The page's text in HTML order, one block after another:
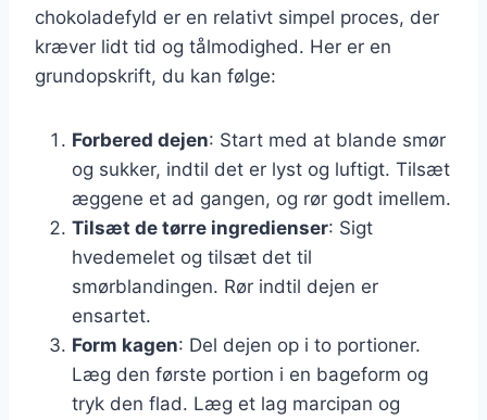
chokoladefyld er en relativt simpel proces, der
kræver lidt tid og tålmodighed. Her er en
grundopskrift, du kan følge:
Forbered dejen: Start med at blande smør
og sukker, indtil det er lyst og luftigt. Tilsæt
æggene et ad gangen, og rør godt imellem.
Tilsæt de tørre ingredienser: Sigt
hvedemelet og tilsæt det til
smørblandingen. Rør indtil dejen er
ensartet.
Form kagen: Del dejen op i to portioner.
Læg den første portion i en bageform og
tryk den flad. Læg et lag marcipan og